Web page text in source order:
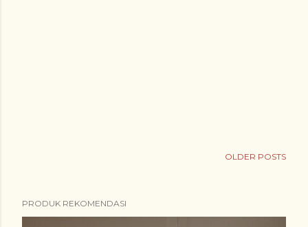
OLDER POSTS
PRODUK REKOMENDASI